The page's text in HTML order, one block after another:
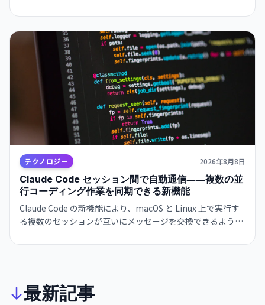
テクノロジー 2026年8月8日
Claude Code セッション間で自動通信――複数の並
行コーディング作業を同期できる新機能
Claude Code の新機能により、macOS と Linux 上で実行す
る複数のセッションが互いにメッセージを交換できるように
動的に情報共有し、開発ワークフローが大幅に効率化されま
最新記事